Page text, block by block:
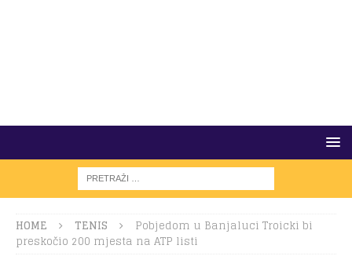
HOME TENIS
Pobjedom u Banjaluci Troicki bi
preskočio 200 mjesta na ATP listi